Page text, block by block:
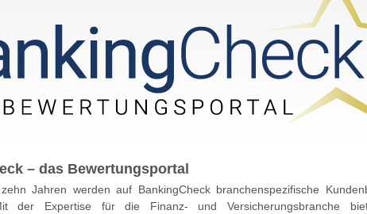
– das Bewertungsportal
Jahren werden auf BankingCheck branchenspezifische
der Expertise für die Finanz- und Versicherungsbranche